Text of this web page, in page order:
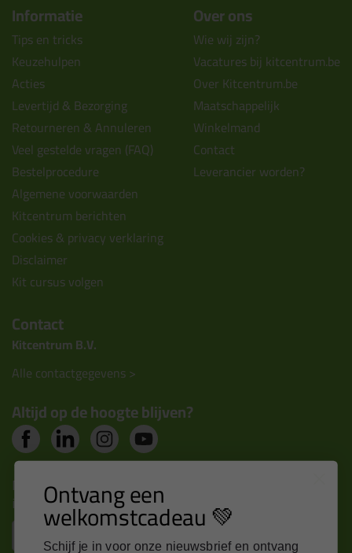
Informatie
Tips en tricks
Keuzehulpen
Acties
Levertijd & Bezorging
Retourneren & Annuleren
Veel gestelde vragen (FAQ)
Bestelprocedure
Algemene voorwaarden
Kitcentrum berichten
Cookies & privacy verklaring
Disclaimer
Kit cursus volgen
Over ons
Wie wij zijn?
Vacatures bij kitcentrum.be
Over Kitcentrum.be
Maatschappelijk
Winkelmand
Contact
Leverancier worden?
Contact
Kitcentrum B.V.
Alle contactgegevens >
Altijd op de hoogte blijven?
Nieuws, tips en exclusieve deals rechtstreeks in je
inbox Ontvang een
welkomstcadeau 💚
Schijf je in voor onze nieuwsbrief en ontvang